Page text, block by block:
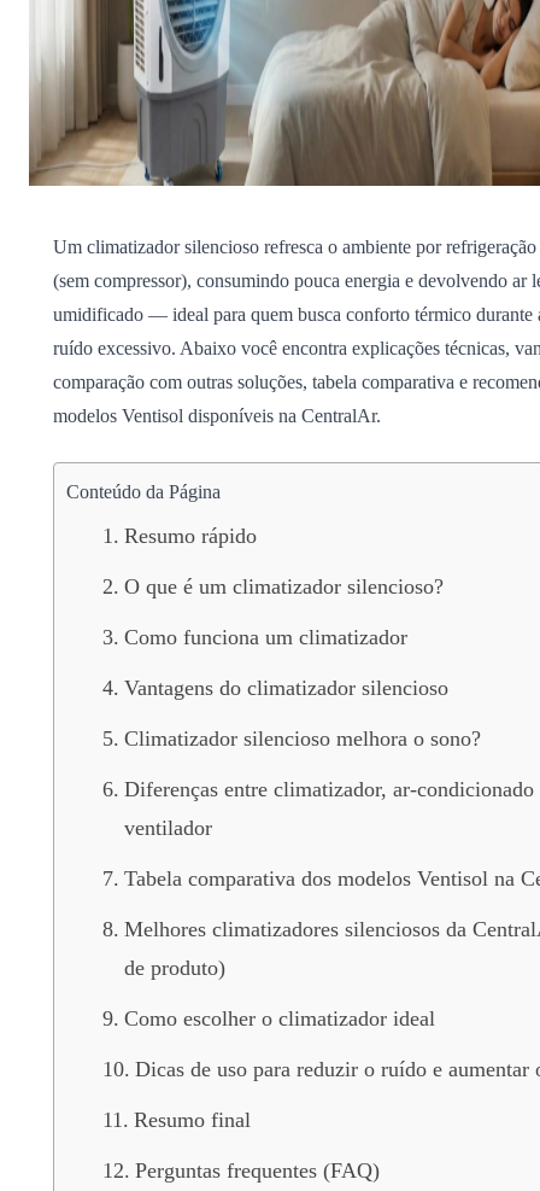
Um climatizador silencioso refresca o ambiente por
(sem compressor), consumindo pouca energia e devolvendo ar
umidificado — ideal para quem busca conforto térmico durante
ruído excessivo. Abaixo você encontra explicações técnicas,
comparação com outras soluções, tabela comparativa e
modelos Ventisol disponíveis na CentralAr.
Conteúdo da Página
Resumo rápido
O que é um climatizador silencioso?
Como funciona um climatizador
Vantagens do climatizador silencioso
Climatizador silencioso melhora o sono?
Diferenças entre climatizador, ar-condicionado
ventilador
Tabela comparativa dos modelos Ventisol na
Melhores climatizadores silenciosos da
de produto)
Como escolher o climatizador ideal
Dicas de uso para reduzir o ruído e aumentar
Resumo final
Perguntas frequentes (FAQ)